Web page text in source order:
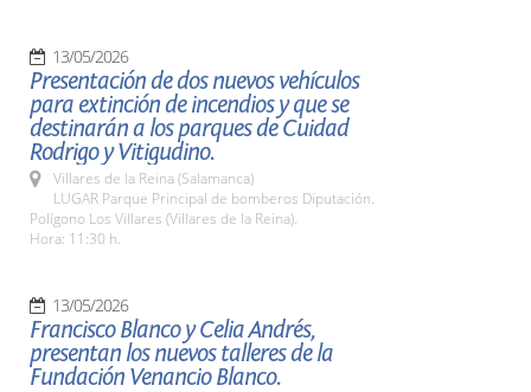
13/05/2026
Presentación de dos nuevos vehículos
para extinción de incendios y que se
destinarán a los parques de Cuidad
Rodrigo y Vitigudino.
Villares de la Reina (Salamanca)
LUGAR Parque Principal de bomberos Diputación.
Polígono Los Villares (Villares de la Reina).
Hora: 11:30 h.
13/05/2026
Francisco Blanco y Celia Andrés,
presentan los nuevos talleres de la
Fundación Venancio Blanco.